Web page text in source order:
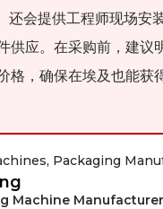
会提供工程师现场安
供应。在采购前，建议
格，确保在埃及也能获
, Packaging
Machine